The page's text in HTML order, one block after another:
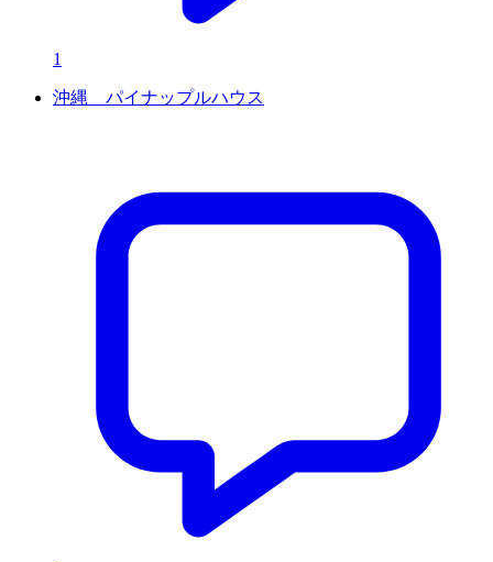
1
沖縄 パイナップルハウス